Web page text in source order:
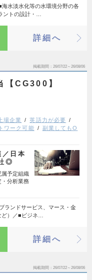
海水淡水化等の水環境分野の各
ントの設計・…
詳細へ
掲載期間 26/07/22～26/08/06
【CG300】
上場企業
英語力が必要
ワーク可能
副業してもO
／日本
◎
予定組織
・分析業務
ランドサービス、マース・金
）／■ビジネ…
詳細へ
掲載期間 26/07/22～26/08/06